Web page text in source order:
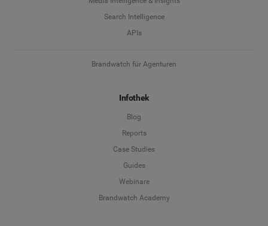
Search Intelligence
APIs
Brandwatch für Agenturen
Infothek
Blog
Reports
Case Studies
Guides
Webinare
Brandwatch Academy